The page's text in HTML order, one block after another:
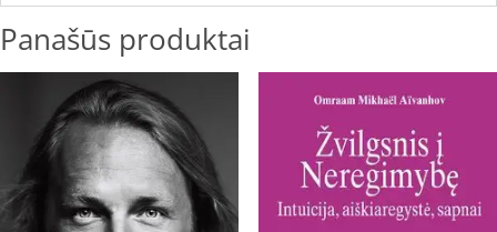
Panašūs produktai